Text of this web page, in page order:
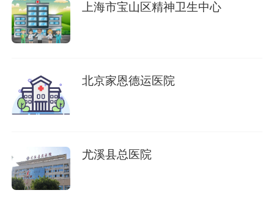
上海市宝山区精神卫生中心
北京家恩德运医院
尤溪县总医院